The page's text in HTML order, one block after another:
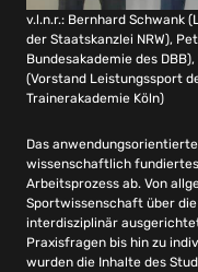
v.l.n.r.: Bernhard Schwank
der Staatskanzlei NRW),
Bundesakademie des
(Vorstand Leistungssport
Trainerakademie Köln)
Das
wissenschaftlich
Arbeitsprozess ab. Von
Sportwissenschaft über
interdisziplinär
Praxisfragen bis hin zu
wurden die Inhalte des